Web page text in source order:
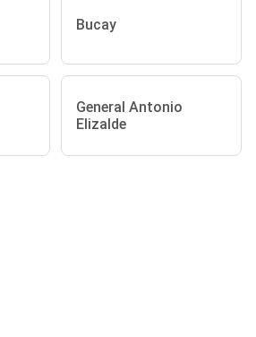
Bucay
General Antonio
Elizalde